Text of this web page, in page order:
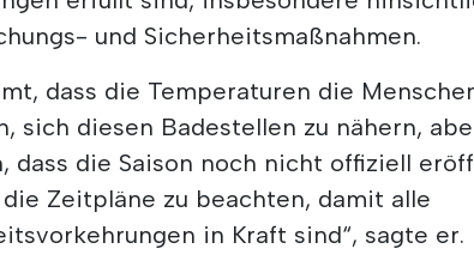
und Sicherheitsmaßnahmen.
dass die Temperaturen die
sich diesen Badestellen zu nähern,
dass die Saison noch nicht offiziell
Zeitpläne zu beachten, damit alle
in Kraft sind“, sagte er.